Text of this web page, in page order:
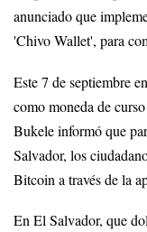
anunciado que
'Chivo Wallet', para
Este 7 de septiembre
como moneda de
Bukele informó que
Salvador, los
Bitcoin a través de la
En El Salvador, que